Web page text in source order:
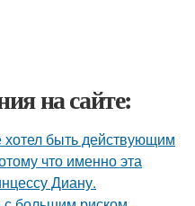
на сайте:
хотел быть действующим
что именно эта
Диану.